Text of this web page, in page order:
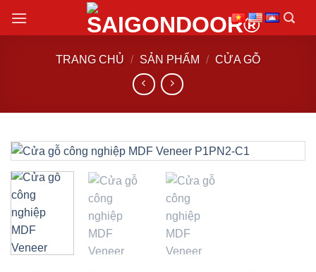
đến
TRANG CHỦ / SẢN PHẨM / CỬA GỖ